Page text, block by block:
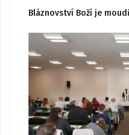
Bláznovství Boží je